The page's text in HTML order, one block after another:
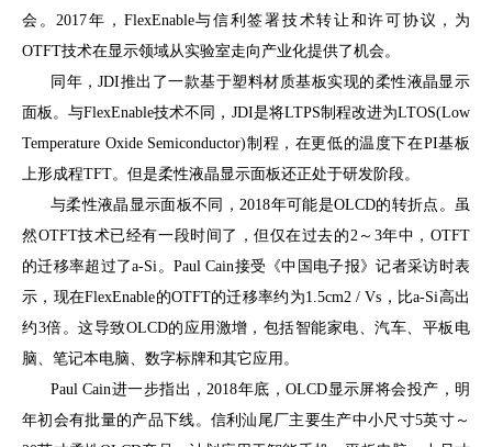
会。2017年，FlexEnable与信利签署技术转让和许可协议，为
OTFT技术在显示领域从实验室走向产业化提供了机会。
同年，JDI推出了一款基于塑料材质基板实现的柔性液晶显示
面板。与FlexEnable技术不同，JDI是将LTPS制程改进为LTOS(Low
Temperature Oxide Semiconductor)制程，在更低的温度下在PI基板
上形成程TFT。但是柔性液晶显示面板还正处于研发阶段。
与柔性液晶显示面板不同，2018年可能是OLCD的转折点。虽
然OTFT技术已经有一段时间了，但仅在过去的2～3年中，OTFT
的迁移率超过了a-Si。Paul Cain接受《中国电子报》记者采访时表
示，现在FlexEnable的OTFT的迁移率约为1.5cm2 / Vs，比a-Si高出
约3倍。这导致OLCD的应用激增，包括智能家电、汽车、平板电
脑、笔记本电脑、数字标牌和其它应用。
Paul Cain进一步指出，2018年底，OLCD显示屏将会投产，明
年初会有批量的产品下线。信利汕尾厂主要生产中小尺寸5英寸～